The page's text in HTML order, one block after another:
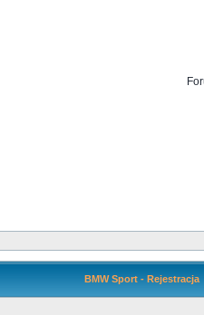
BMW Sport - Rejestracja